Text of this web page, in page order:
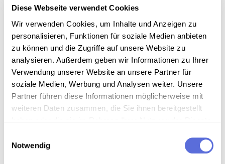
Diese Webseite verwendet Cookies
Wir verwenden Cookies, um Inhalte und Anzeigen zu
personalisieren, Funktionen für soziale Medien anbieten
zu können und die Zugriffe auf unsere Website zu
analysieren. Außerdem geben wir Informationen zu Ihrer
Verwendung unserer Website an unsere Partner für
soziale Medien, Werbung und Analysen weiter. Unsere
Partner führen diese Informationen möglicherweise mit
weiteren Daten zusammen, die Sie ihnen bereitgestellt
Notwendig
auf dem Band, die hier nicht gezeigt werden,
dokumentieren auch die Verletzungen der
Demonstrierenden.
Sammlungsgeschichte
Wiener Video Rekorder
Anmerkungen zum Inhalt
Demonstrationen